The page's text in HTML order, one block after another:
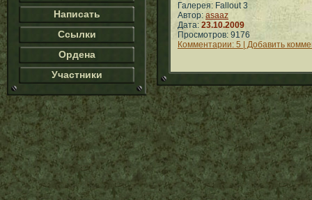
Написать
Ссылки
Ордена
Участники
Галерея: Fallout 3
Автор: asaaz
Дата: 23.10.2009
Просмотров: 9176
Комментарии: 5 | Добавить